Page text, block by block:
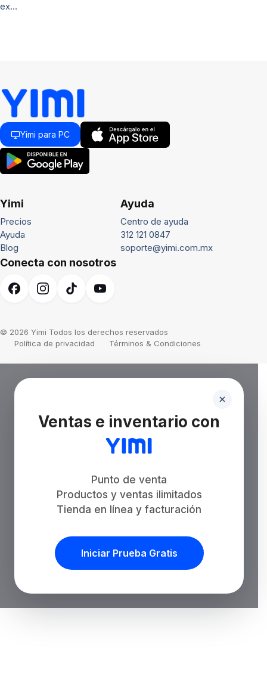
ex…
Yimi para PC
Yimi
Precios
Ayuda
Blog
Ayuda
Centro de ayuda
312 121 0847
soporte@yimi.com.mx
Conecta con nosotros
© 2026 Yimi Todos los derechos reservados
Política de privacidad
Términos & Condiciones
Ventas e inventario con
Punto de venta
Productos y ventas ilimitados
Tienda en línea y facturación
Iniciar Prueba Gratis